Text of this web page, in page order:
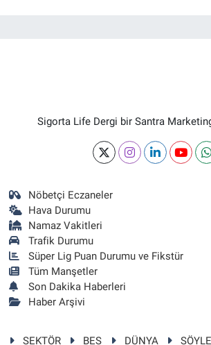
Sigorta Life Dergi bir Santra
Nöbetçi Eczaneler
Hava Durumu
Namaz Vakitleri
Trafik Durumu
Süper Lig Puan Durumu ve Fikstür
Tüm Manşetler
Son Dakika Haberleri
Haber Arşivi
SEKTÖR BES DÜNYA